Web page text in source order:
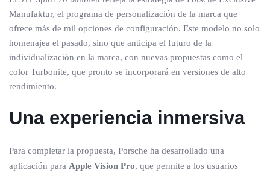
Manufaktur, el programa de personalización de la marca que
ofrece más de mil opciones de configuración. Este modelo no solo
homenajea el pasado, sino que anticipa el futuro de la
individualización en la marca, con nuevas propuestas como el
color Turbonite, que pronto se incorporará en versiones de alto
rendimiento.
Una experiencia inmersiva
Para completar la propuesta, Porsche ha desarrollado una
aplicación para Apple Vision Pro, que permite a los usuarios